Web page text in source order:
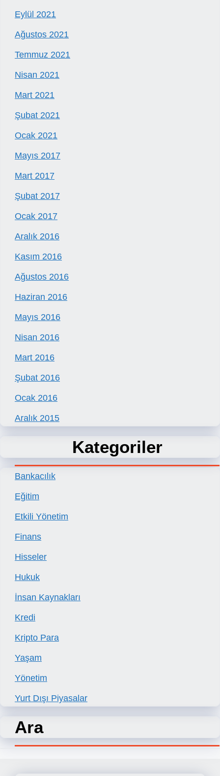
Eylül 2021
Ağustos 2021
Temmuz 2021
Nisan 2021
Mart 2021
Şubat 2021
Ocak 2021
Mayıs 2017
Mart 2017
Şubat 2017
Ocak 2017
Aralık 2016
Kasım 2016
Ağustos 2016
Haziran 2016
Mayıs 2016
Nisan 2016
Mart 2016
Şubat 2016
Ocak 2016
Aralık 2015
Kategoriler
Bankacılık
Eğitim
Etkili Yönetim
Finans
Hisseler
Hukuk
İnsan Kaynakları
Kredi
Kripto Para
Yaşam
Yönetim
Yurt Dışı Piyasalar
Ara